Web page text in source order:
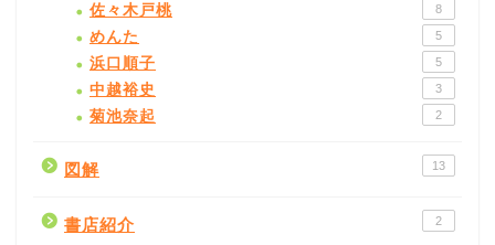
佐々木戸桃 8
めんた 5
浜口順子 5
中越裕史 3
菊池奈起 2
図解 13
書店紹介 2